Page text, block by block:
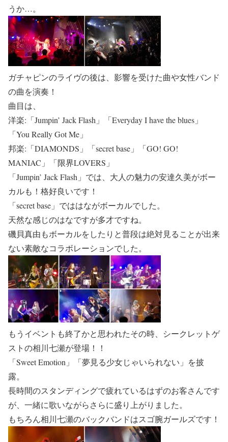
うか…。
ガチャピンのライヴの後は、影響を受けた曲や女性バンド
の曲を演奏！
曲目は、
洋楽:「Jumpin’ Jack Flash」「Everyday I have the blues」
「You Really Got Me」
邦楽:「DIAMONDS」「secret base」「GO! GO!
MANIAC」「限界LOVERS」
「Jumpin’ Jack Flash」では、大人の魅力の安達久美がボー
カルも！格好良いです！
「secret base」でははながボーカルでした。
天然な感じのはなですが多才ですね。
磯貝真由もボーカルをしたりと普段は絶対見ることが出来
ない素敵なコラボレーションでした。
もうイベントも終了かと思われたその時、シークレットゲ
ストの相川七瀬が登場！！
「Sweet Emotion」「夢見る少女じゃいられない」を披
露。
長時間のスタンディングで疲れているはずのお客さんです
が、一緒に歌いながらさらに盛り上がりました。
もちろん相川七瀬のバックバンドはスゴ腕ガールズです！